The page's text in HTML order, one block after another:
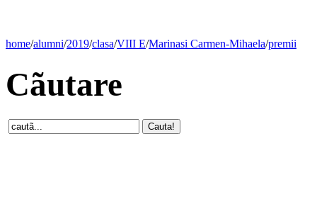
home/alumni/2019/clasa/VIII E/Marinasi Carmen-Mihaela/premii
Cãutare